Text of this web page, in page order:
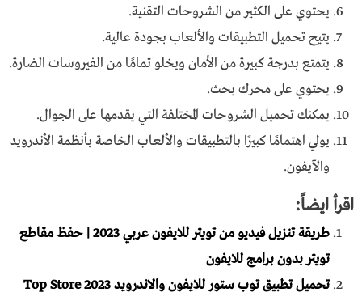
يحتوي على الكثير من الشروحات التقنية.
يتيح تحميل التطبيقات والألعاب بجودة عالية.
يتمتع بدرجة كبيرة من الأمان ويخلو تمامًا من الفيروسات الضارة.
يحتوي على محرك بحث.
يمكنك تحميل الشروحات المختلفة التي يقدمها على الجوال.
يولي اهتمامًا كبيرًا بالتطبيقات والألعاب الخاصة بأنظمة الأندرويد
والآيفون.
اقرأ ايضاً:
طريقة تنزيل فيديو من تويتر للايفون عربي 2023 | حفظ مقاطع
تويتر بدون برامج للايفون
تحميل تطبيق توب ستور للايفون والاندرويد 2023 Top Store